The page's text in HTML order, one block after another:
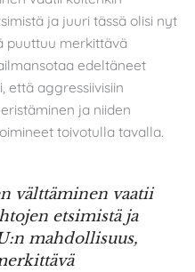
ja juuri tässä olisi nyt
puuttuu merkittävä
edeltäneet
että aggressiivisiin
ja niiden
toivotulla tavalla.
välttäminen vaatii
etsimistä ja
mahdollisuus,